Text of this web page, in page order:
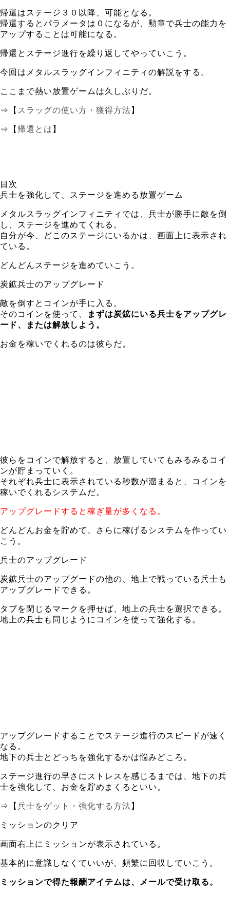
帰還はステージ３０以降、可能となる。
帰還するとパラメータは０になるが、勲章で兵士の能力を
アップすることは可能になる。
帰還とステージ進行を繰り返してやっていこう。
今回はメタルスラッグインフィニティの解説をする。
ここまで熱い放置ゲームは久しぶりだ。
⇒【 スラッグの使い方・獲得方法 】
⇒【 帰還とは 】
目次
兵士を強化して、ステージを進める放置ゲーム
メタルスラッグインフィニティでは、兵士が勝手に敵を倒
し、ステージを進めてくれる。
自分が今、どこのステージにいるかは、画面上に表示され
ている。
どんどんステージを進めていこう。
炭鉱兵士のアップグレード
敵を倒すとコインが手に入る。
そのコインを使って、
まずは炭鉱にいる兵士をアップグレ
ード、または解放しよう。
お金を稼いでくれるのは彼らだ。
彼らをコインで解放すると、放置していてもみるみるコイ
ンが貯まっていく。
それぞれ兵士に表示されている秒数が溜まると、コインを
稼いでくれるシステムだ。
アップグレードすると稼ぎ量が多くなる。
どんどんお金を貯めて、さらに稼げるシステムを作ってい
こう。
兵士のアップグレード
炭鉱兵士のアップグードの他の、地上で戦っている兵士も
アップグレードできる。
タブを閉じるマークを押せば、地上の兵士を選択できる。
地上の兵士も同じようにコインを使って強化する。
アップグレードすることでステージ進行のスピードが速く
なる。
地下の兵士とどっちを強化するかは悩みどころ。
ステージ進行の早さにストレスを感じるまでは、地下の兵
士を強化して、お金を貯めまくるといい。
⇒【 兵士をゲット・強化する方法 】
ミッションのクリア
画面右上にミッションが表示されている。
基本的に意識しなくていいが、頻繁に回収していこう。
ミッションで得た報酬アイテムは、メールで受け取る。